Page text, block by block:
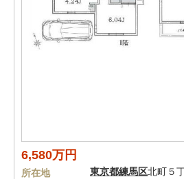
6,580万円
所在地 東京都練馬区北町５